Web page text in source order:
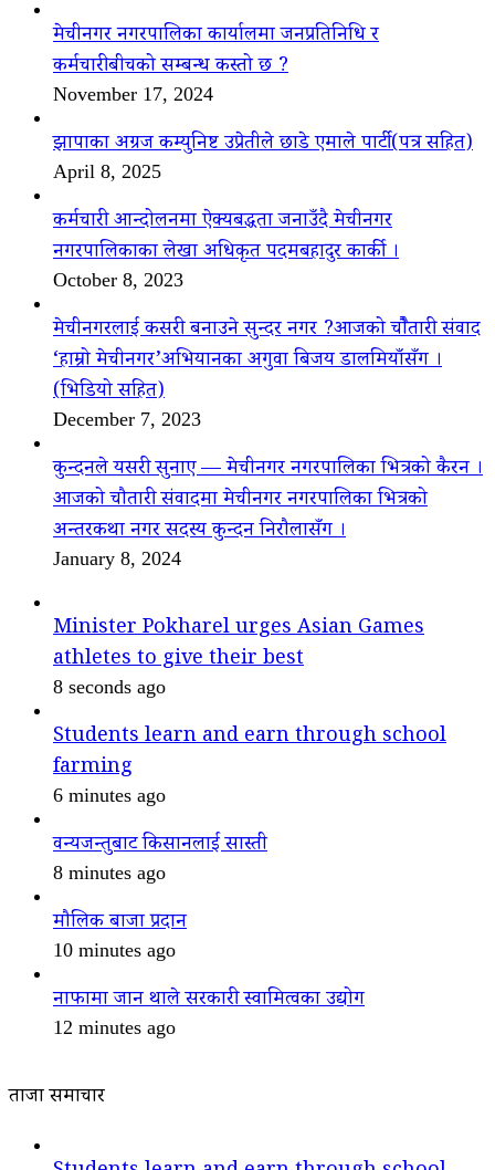
मेचीनगर नगरपालिका कार्यालमा जनप्रतिनिधि र
कर्मचारीबीचको सम्बन्ध कस्तो छ ?
November 17, 2024
झापाका अग्रज कम्युनिष्ट उप्रेतीले छाडे एमाले पार्टी(पत्र सहित)
April 8, 2025
कर्मचारी आन्दोलनमा ऐक्यबद्धता जनाउँदै मेचीनगर
नगरपालिकाका लेखा अधिकृत पदमबहादुर कार्की ।
October 8, 2023
मेचीनगरलाई कसरी बनाउने सुन्दर नगर ?आजको चौैतारी संवाद
‘हाम्रो मेचीनगर’अभियानका अगुवा बिजय डालमियाँसँग ।
(भिडियो सहित)
December 7, 2023
कुन्दनले यसरी सुनाए — मेचीनगर नगरपालिका भित्रको कैरन ।
आजको चौतारी संवादमा मेचीनगर नगरपालिका भित्रको
अन्तरकथा नगर सदस्य कुन्दन निरौलासँग ।
January 8, 2024
Minister Pokharel urges Asian Games
athletes to give their best
8 seconds ago
Students learn and earn through school
farming
6 minutes ago
वन्यजन्तुबाट किसानलाई सास्ती
8 minutes ago
मौलिक बाजा प्रदान
10 minutes ago
नाफामा जान थाले सरकारी स्वामित्वका उद्योग
12 minutes ago
ताजा समाचार